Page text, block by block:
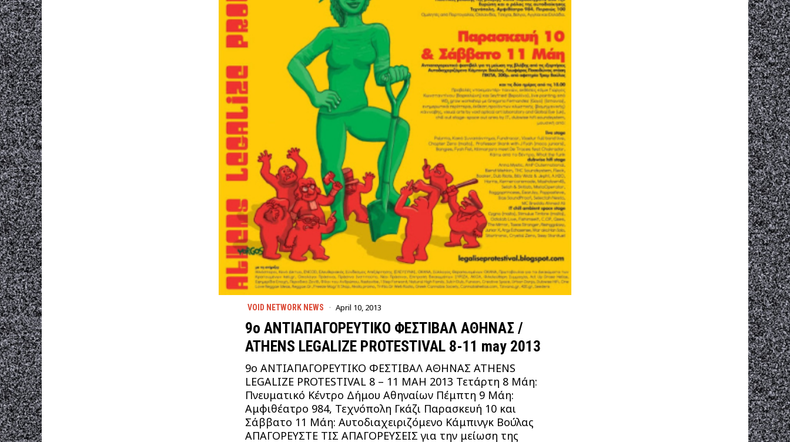
VOID NETWORK NEWS April 10, 2013
9ο ΑΝΤΙΑΠΑΓΟΡΕΥΤΙΚΟ ΦΕΣΤΙΒΑΛ ΑΘΗΝΑΣ /
ATHENS LEGALIZE PROTESTIVAL 8-11 may 2013
9ο ΑΝΤΙΑΠΑΓΟΡΕΥΤΙΚΟ ΦΕΣΤΙΒΑΛ ΑΘΗΝΑΣ ATHENS
LEGALIZE PROTESTIVAL 8 – 11 ΜΑΗ 2013 Τετάρτη 8 Μάη:
Πνευματικό Κέντρο Δήμου Αθηναίων Πέμπτη 9 Μάη:
Αμφιθέατρο 984, Τεχνόπολη Γκάζι Παρασκευή 10 και
Σάββατο 11 Μάη: Αυτοδιαχειριζόμενο Κάμπινγκ Βούλας
ΑΠΑΓΟΡΕΥΣΤΕ ΤΙΣ ΑΠΑΓΟΡΕΥΣΕΙΣ για την μείωση της